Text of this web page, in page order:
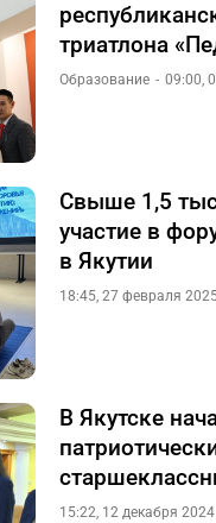
триатлона
Образование 09:00,
Свыше 1,5
участие в
в Якутии
18:45, 27 февраля
В Якутске
15:22, 12 декабря 2024